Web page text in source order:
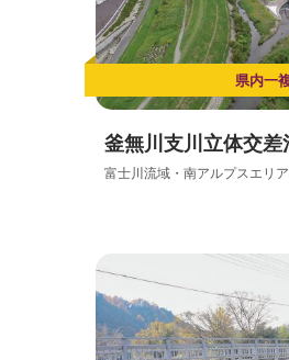
県内一
釜無川支川立体交差
富士川流域・南アルプスエリア